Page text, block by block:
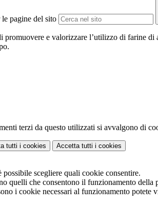
pagine del sito
promuovere e valorizzare l’utilizzo di farine di
terzi da questo utilizzati si avvalgono di
tutti i cookies Accetta tutti i cookies
possibile scegliere quali cookie consentire.
quelli che consentono il funzionamento
i cookie necessari al funzionamento potete